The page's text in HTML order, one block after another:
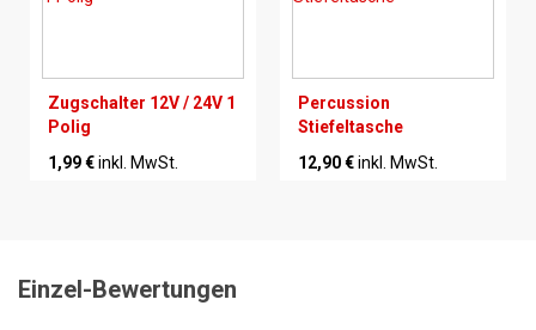
Zugschalter 12V / 24V 1
Polig
1,99 €inkl. MwSt.
Percussion
Stiefeltasche
12,90 €inkl. MwSt.
Einzel-Bewertungen